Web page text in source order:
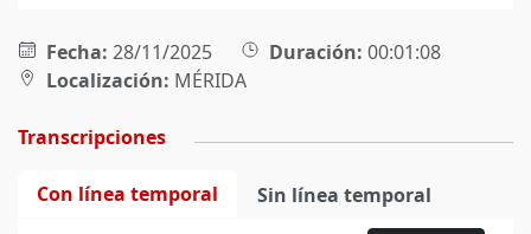
Fecha: 28/11/2025 Duración: 00:01:08
Localización: MÉRIDA
Transcripciones
Con línea temporal Sin línea temporal